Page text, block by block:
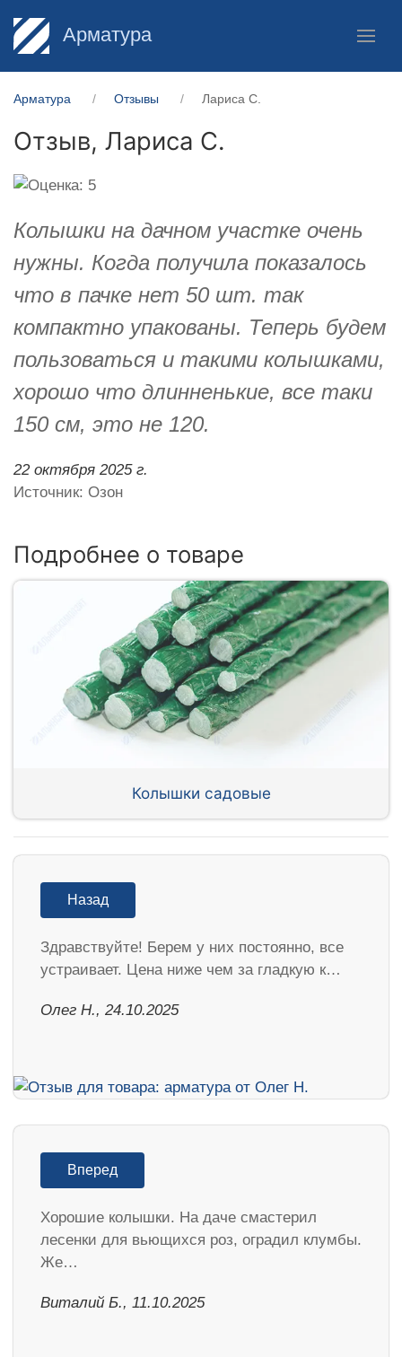
Арматура
Арматура Отзывы Лариса С.
Отзыв, Лариса С.
Колышки на дачном участке очень
нужны. Когда получила показалось
что в пачке нет 50 шт. так
компактно упакованы. Теперь будем
пользоваться и такими колышками,
хорошо что длинненькие, все таки
150 см, это не 120.
22 октября 2025 г.
Источник: Озон
Подробнее о товаре
Колышки садовые
Назад
Здравствуйте! Берем у них постоянно, все
устраивает. Цена ниже чем за гладкую к…
Олег Н., 24.10.2025
Вперед
Хорошие колышки. На даче смастерил
лесенки для вьющихся роз, оградил клумбы.
Же…
Виталий Б., 11.10.2025